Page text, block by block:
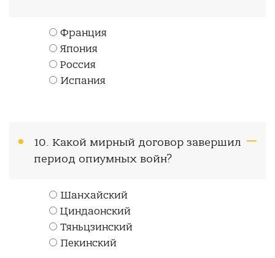
Франция
Япония
Россия
Испания
10. Какой мирный договор завершил
период опиумных войн?
Шанхайский
Циндаонский
Тяньцзинский
Пекинский